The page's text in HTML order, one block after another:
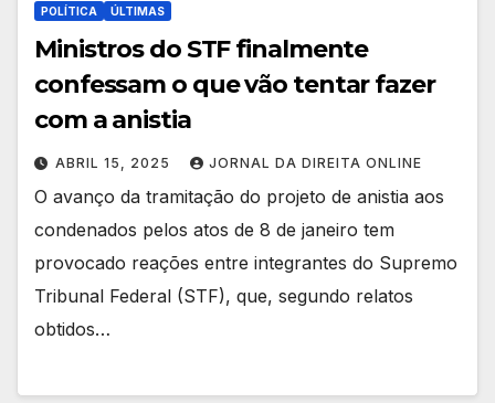
POLÍTICA ÚLTIMAS
Ministros do STF finalmente
confessam o que vão tentar fazer
com a anistia
ABRIL 15, 2025 JORNAL DA DIREITA ONLINE
O avanço da tramitação do projeto de anistia aos
condenados pelos atos de 8 de janeiro tem
provocado reações entre integrantes do Supremo
Tribunal Federal (STF), que, segundo relatos
obtidos…